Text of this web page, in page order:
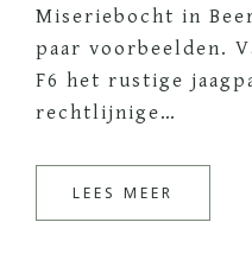
Miseriebocht in
paar voorbeelden.
F6 het rustige
rechtlijnige…
LEES MEER